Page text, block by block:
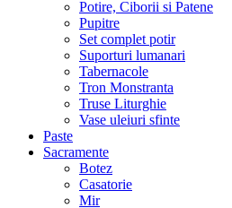
Potire, Ciborii si Patene
Pupitre
Set complet potir
Suporturi lumanari
Tabernacole
Tron Monstranta
Truse Liturghie
Vase uleiuri sfinte
Paste
Sacramente
Botez
Casatorie
Mir